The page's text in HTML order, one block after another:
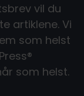
vil du
artiklene. Vi
som helst
som helst.